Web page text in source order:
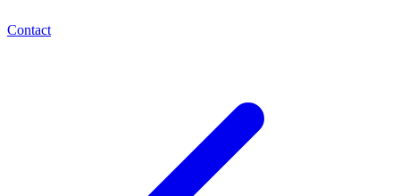
Contact